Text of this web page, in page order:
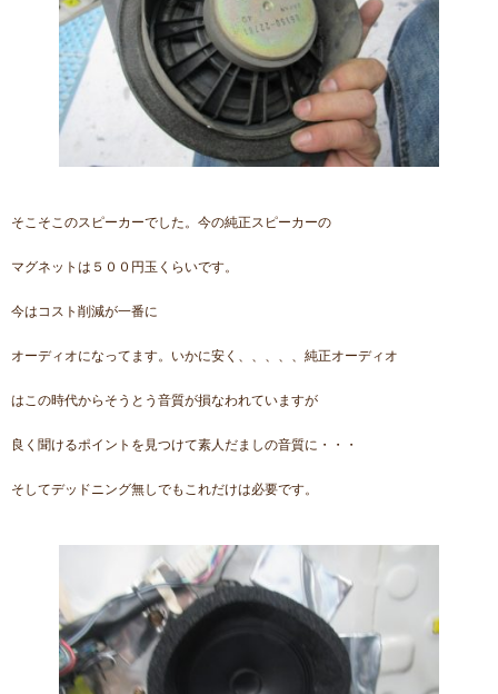
そこそこのスピーカーでした。今の純正スピーカーの
マグネットは５００円玉くらいです。
今はコスト削減が一番に
オーディオになってます。いかに安く、、、、、純正オーディオ
はこの時代からそうとう音質が損なわれていますが
良く聞けるポイントを見つけて素人だましの音質に・・・
そしてデッドニング無しでもこれだけは必要です。